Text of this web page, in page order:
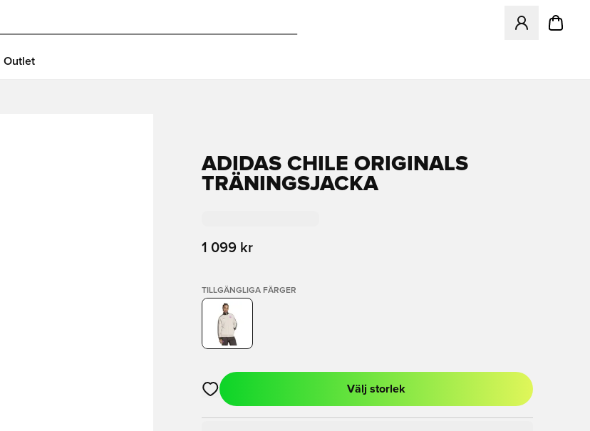
Öppnar en
Outlet
ADIDAS CHILE ORIGINALS
TRÄNINGSJACKA
1 099 kr
TILLGÄNGLIGA FÄRGER
Öppnar en Modal för att logga in eller registrera dig som medlem
Välj storlek